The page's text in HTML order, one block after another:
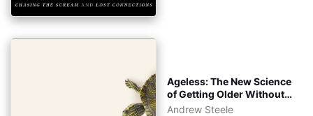
Ageless: The New Science
of Getting Older Without
Getting Old tiếng Việt -
Andrew Steele